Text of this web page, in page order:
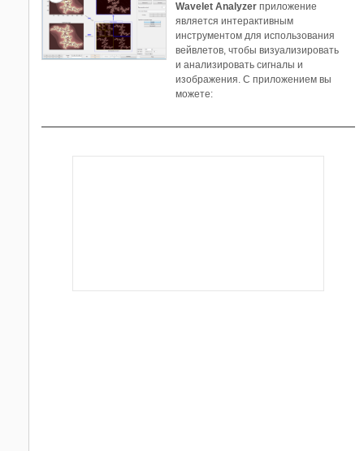
фильтров
Wavelet Analyzer приложение
является интерактивным
инструментом для использования
вейвлетов, чтобы визуализировать
и анализировать сигналы и
изображения. С приложением вы
можете: